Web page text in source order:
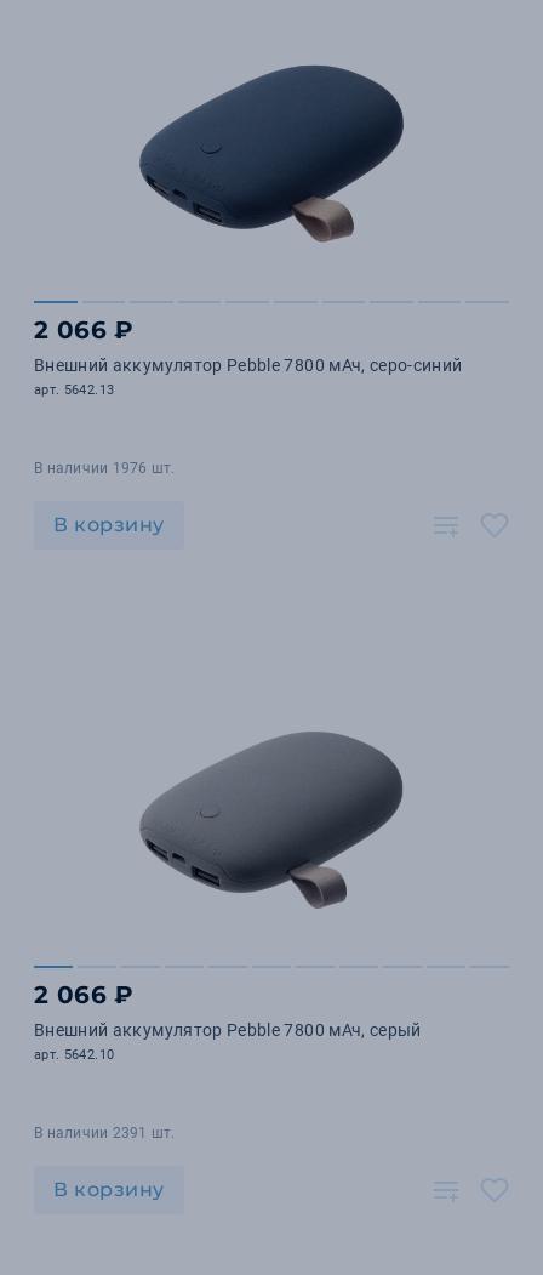
2 066 ₽
Внешний аккумулятор Pebble 7800 мАч, серо-синий
арт. 5642.13
В наличии 1976 шт.
В корзину
2 066 ₽
Внешний аккумулятор Pebble 7800 мАч, серый
арт. 5642.10
В наличии 2391 шт.
В корзину